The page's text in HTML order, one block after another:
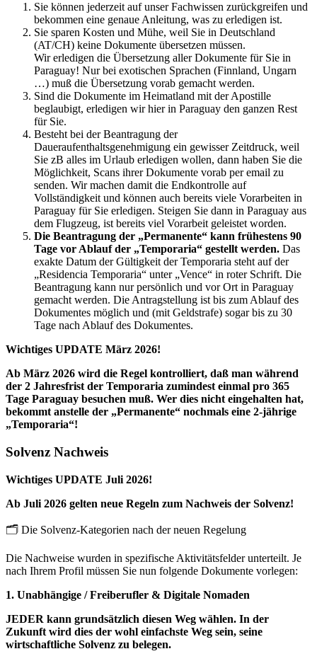
Sie können jederzeit auf unser Fachwissen zurückgreifen und
bekommen eine genaue Anleitung, was zu erledigen ist.
Sie sparen Kosten und Mühe, weil Sie in Deutschland
(AT/CH) keine Dokumente übersetzen müssen.
Wir erledigen die Übersetzung aller Dokumente für Sie in
Paraguay! Nur bei exotischen Sprachen (Finnland, Ungarn
…) muß die Übersetzung vorab gemacht werden.
Sind die Dokumente im Heimatland mit der Apostille
beglaubigt, erledigen wir hier in Paraguay den ganzen Rest
für Sie.
Besteht bei der Beantragung der
Daueraufenthaltsgenehmigung ein gewisser Zeitdruck, weil
Sie zB alles im Urlaub erledigen wollen, dann haben Sie die
Möglichkeit, Scans ihrer Dokumente vorab per email zu
senden. Wir machen damit die Endkontrolle auf
Vollständigkeit und können auch bereits viele Vorarbeiten in
Paraguay für Sie erledigen. Steigen Sie dann in Paraguay aus
dem Flugzeug, ist bereits viel Vorarbeit geleistet worden.
Die Beantragung der „Permanente“ kann frühestens 90
Tage vor Ablauf der „Temporaria“ gestellt werden. Das
exakte Datum der Gültigkeit der Temporaria steht auf der
„Residencia Temporaria“ unter „Vence“ in roter Schrift. Die
Beantragung kann nur persönlich und vor Ort in Paraguay
gemacht werden. Die Antragstellung ist bis zum Ablauf des
Dokumentes möglich und (mit Geldstrafe) sogar bis zu 30
Tage nach Ablauf des Dokumentes.
Wichtiges UPDATE März 2026!
Ab März 2026 wird die Regel kontrolliert, daß man während
der 2 Jahresfrist der Temporaria zumindest einmal pro 365
Tage Paraguay besuchen muß. Wer dies nicht eingehalten hat,
bekommt anstelle der „Permanente“ nochmals eine 2-jährige
„Temporaria“!
Solvenz Nachweis
Wichtiges UPDATE Juli 2026!
Ab Juli 2026 gelten neue Regeln zum Nachweis der Solvenz!
🗂️ Die Solvenz-Kategorien nach der neuen Regelung
Die Nachweise wurden in spezifische Aktivitätsfelder unterteilt. Je
nach Ihrem Profil müssen Sie nun folgende Dokumente vorlegen:
1. Unabhängige / Freiberufler & Digitale Nomaden
JEDER kann grundsätzlich diesen Weg wählen. In der
Zukunft wird dies der wohl einfachste Weg sein, seine
wirtschaftliche Solvenz zu belegen.